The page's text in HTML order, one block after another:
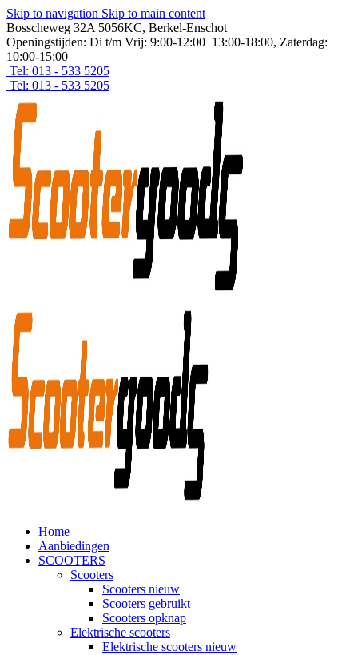
Skip to navigation Skip to main content
Bosscheweg 32A 5056KC, Berkel-Enschot
Openingstijden: Di t/m Vrij: 9:00-12:00 13:00-18:00, Zaterdag:
10:00-15:00
Tel: 013 - 533 5205
Tel: 013 - 533 5205
Home
Aanbiedingen
SCOOTERS
Scooters
Scooters nieuw
Scooters gebruikt
Scooters opknap
Elektrische scooters
Elektrische scooters nieuw